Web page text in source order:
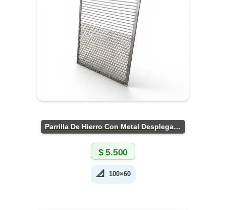
Parrilla De Hierro Con Metal Desplegado
$5.500
📐 100×60